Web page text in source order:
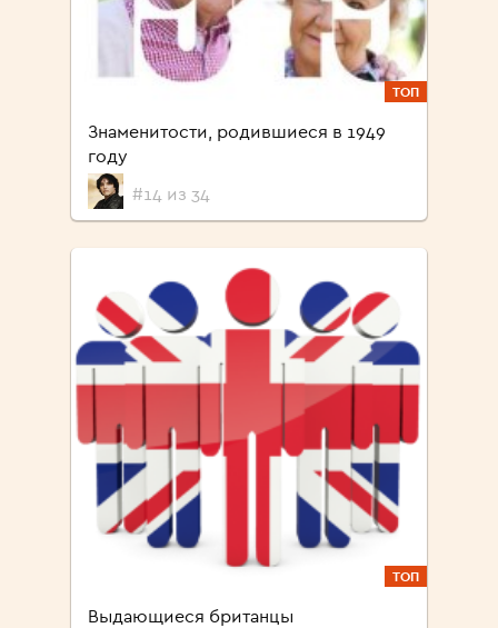
ТОП
Знаменитости, родившиеся в 1949
году
#14 из 34
ТОП
Выдающиеся британцы